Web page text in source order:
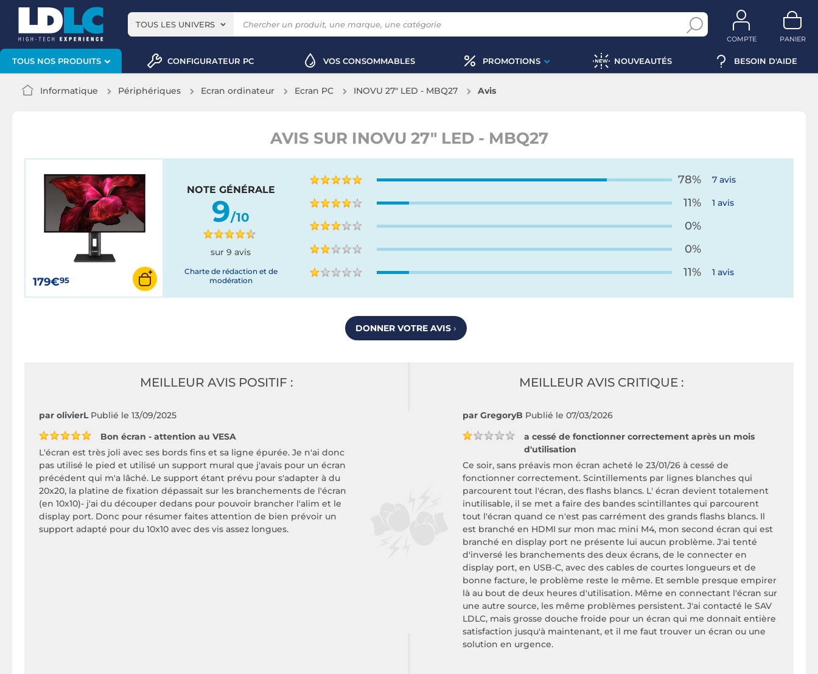
TOUS LES UNIVERS
COMPTE PANIER
TOUS NOS PRODUITS CONFIGURATEUR PC VOS CONSOMMABLES PROMOTIONS NOUVEAUTÉS BESOIN D'AIDE
Informatique Périphériques Ecran ordinateur Ecran PC INOVU 27" LED - MBQ27 Avis
AVIS SUR INOVU 27" LED - MBQ27
179€95
NOTE GÉNÉRALE
9/10
sur 9 avis
Charte de rédaction et de
modération
78% 7 avis
11% 1 avis
0%
0%
11%
1 avis
DONNER VOTRE AVIS ›
MEILLEUR AVIS POSITIF :
par olivierL Publié le 13/09/2025
Bon écran - attention au VESA
L'écran est très joli avec ses bords fins et sa ligne épurée. Je n'ai donc
pas utilisé le pied et utilisé un support mural que j'avais pour un écran
précédent qui m'a lâché. Le support étant prévu pour s'adapter à du
20x20, la platine de fixation dépassait sur les branchements de l'écran
(en 10x10)- j'ai du découper dedans pour pouvoir brancher l'alim et le
display port. Donc pour résumer faites attention de bien prévoir un
support adapté pour du 10x10 avec des vis assez longues.
MEILLEUR AVIS CRITIQUE :
par GregoryB Publié le 07/03/2026
a cessé de fonctionner correctement après un mois
d'utilisation
Ce soir, sans préavis mon écran acheté le 23/01/26 à cessé de
fonctionner correctement. Scintillements par lignes blanches qui
parcourent tout l'écran, des flashs blancs. L' écran devient totalement
inutilisable, il se met a faire des bandes scintillantes qui parcourent
tout l'écran quand ce n'est pas carrément des grands flashs blancs. Il
est branché en HDMI sur mon mac mini M4, mon second écran qui est
branché en display port ne présente lui aucun problème. J'ai tenté
d'inversé les branchements des deux écrans, de le connecter en
display port, en USB-C, avec des cables de courtes longueurs et de
bonne facture, le problème reste le même. Et semble presque empirer
là au bout de deux heures d'utilisation. Même en connectant l'écran sur
une autre source, les même problèmes persistent. J'ai contacté le SAV
LDLC, mais grosse douche froide pour un écran qui me donnait entière
satisfaction jusqu'à maintenant, et il me faut trouver un écran ou une
solution en urgence.